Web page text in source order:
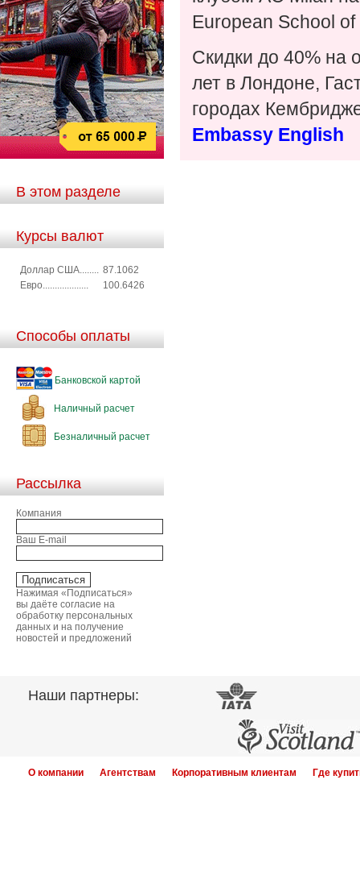
В этом разделе
Курсы валют
Доллар США........ 87.1062
Евро...................
100.6426
Способы оплаты
Банковской картой
Наличный расчет
Безналичный расчет
Рассылка
Компания
Ваш E-mail
Нажимая «Подписаться»
вы даёте согласие на
обработку персональных
данных и на получение
новостей и предложений
European School
Скидки до 40% на
лет в Лондоне,
городах
Embassy English
Наши партнеры:
О компании Агентствам Корпоративным клиентам Где